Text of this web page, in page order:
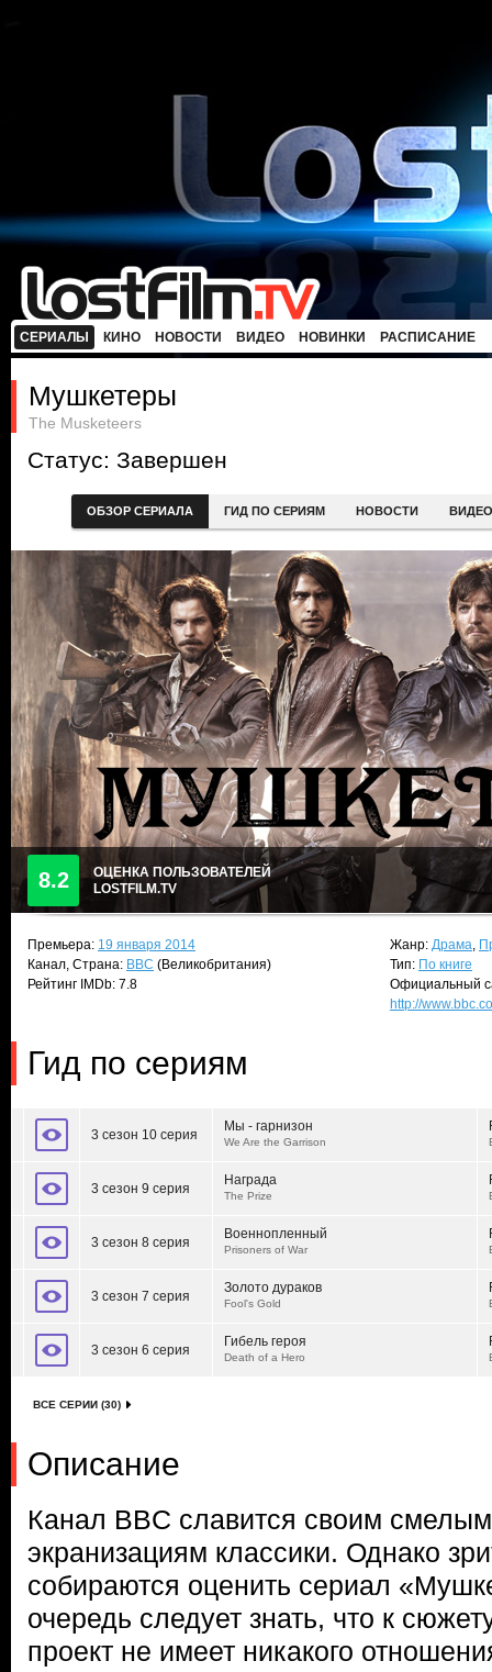
СЕРИАЛЫ КИНО НОВОСТИ ВИДЕО НОВИНКИ РАСПИСАНИЕ
Мушкетеры
The Musketeers
Статус: Завершен
ОБЗОР СЕРИАЛА ГИД ПО СЕРИЯМ НОВОСТИ ВИДЕО
8.2
ОЦЕНКА ПОЛЬЗОВАТЕЛЕЙ
LOSTFILM.TV
Премьера: 19 января 2014
Канал, Страна: BBC (Великобритания)
Рейтинг IMDb: 7.8
Жанр: Драма,
Тип: По книге
Официальный
http://
Гид по сериям
3 сезон 10 серия
Мы - гарнизон
We Are the Garrison
3 сезон 9 серия
Награда
The Prize
3 сезон 8 серия
Военнопленный
Prisoners of War
3 сезон 7 серия
Золото дураков
Fool's Gold
3 сезон 6 серия
Гибель героя
Death of a Hero
ВСЕ СЕРИИ (30)
Описание
Канал BBC славится своим
экранизациям классики. Однако
собираются оценить сериал
очередь следует знать, что к
проект не имеет никакого